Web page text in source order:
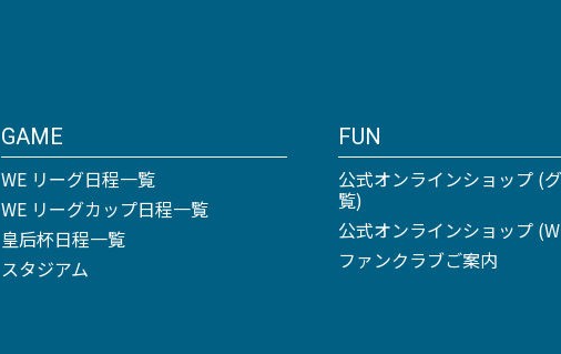
GAME
WE リーグ日程一覧
WE リーグカップ日程一覧
皇后杯日程一覧
スタジアム
FUN
公式オンラインショップ (
覧)
公式オンラインショップ
ファンクラブご案内